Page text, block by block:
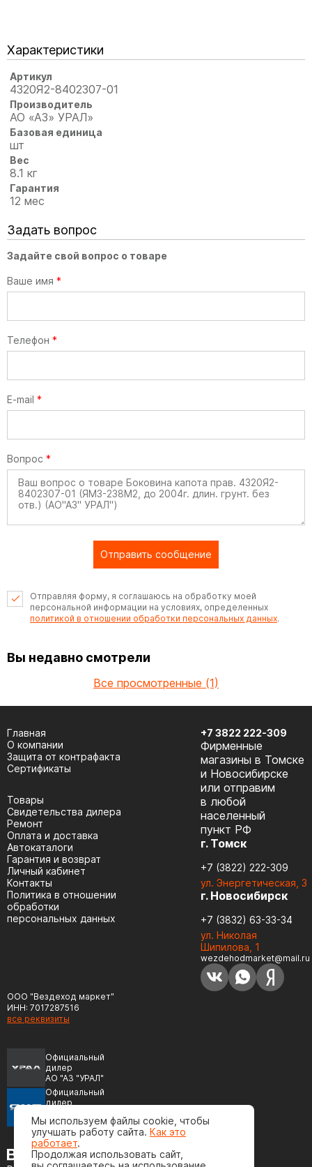
Характеристики
Артикул
4320Я2-8402307-01
Производитель
АО «АЗ» УРАЛ»
Базовая единица
шт
Вес
8.1 кг
Гарантия
12 мес
Задать вопрос
Задайте свой вопрос о товаре
Ваше имя *
Телефон *
E-mail *
Вопрос *
Отправить сообщение
Отправляя форму, я соглашаюсь на обработку моей
персональной информации на условиях, определенных
политикой в отношении обработки персональных данных.
Вы недавно смотрели
Все просмотренные (1)
ООО "Вездеход маркет"
ИНН: 7017287516
все реквизиты
Официальный
дилер
АО "АЗ "УРАЛ"
Официальный
дилер
(ЯМЗ)
Главная
О компании
Защита от контрафакта
Сертификаты
Товары
Cвидетельства дилера
Ремонт
Оплата и доставка
Автокаталоги
Гарантия и возврат
Личный кабинет
Контакты
Политика в отношении
обработки
персональных данных
+7 3822 222-309
Фирменные
магазины в Томске
и Новосибирске
или отправим
в любой
населенный
пункт РФ
г. Томск
+7 (3822) 222-309
ул. Энергетическая, 3
г. Новосибирск
+7 (3832) 63-33-34
ул. Николая
Шипилова, 1
wezdehodmarket@mail.ru
Мы используем файлы cookie, чтобы
улучшать работу сайта. Как это
работает.
Продолжая использовать сайт,